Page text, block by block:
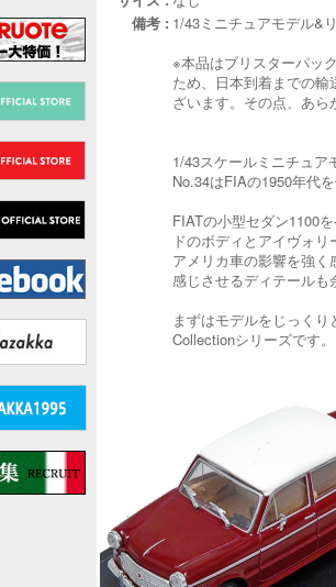
備考 : 1/43ミニチュアモデル&
※本品はブリスターパッ
ため、日本到着までの
ざいます。その点、あ
1/43スケールミニチュ
No.34はFIAの1950年代
FIATの小型セダン1100
ドのボディとアイヴォ
アメリカ車の影響を強
感じさせるディテール
まずはモデルをじっく
Collectionシリーズです。